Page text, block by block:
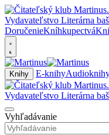
DoručenieKníhkupectvá
Knihy E-knihy
Vyhľadávanie